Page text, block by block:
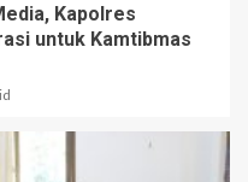
Kapolres
untuk Kamtibmas